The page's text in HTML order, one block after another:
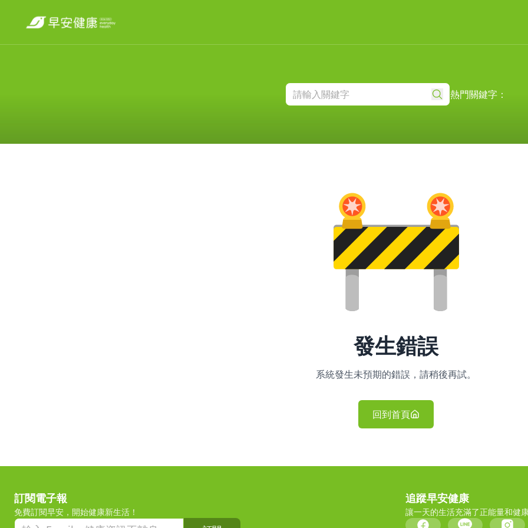
熱門關鍵字：
發生錯誤
系統發生未預期的錯誤，請稍後再試。
回到首頁
訂閱電子報
免費訂閱早安，開始健康新生活！
追蹤早安健康
讓一天的生活充滿了正能量和健